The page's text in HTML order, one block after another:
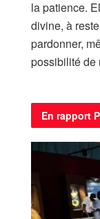
la patience.
divine, à
pardonner,
possibilité de
En rapport